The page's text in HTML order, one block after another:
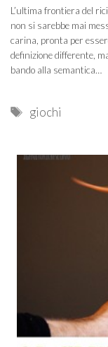
L’ultima frontiera del
non si sarebbe mai
carina, pronta per
definizione differente,
bando alla semantica…
Tags
giochi